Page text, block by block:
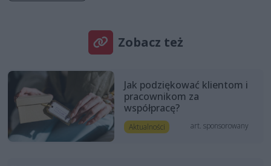
Zobacz też
Jak podziękować klientom i
pracownikom za
współpracę?
Aktualności art. sponsorowany